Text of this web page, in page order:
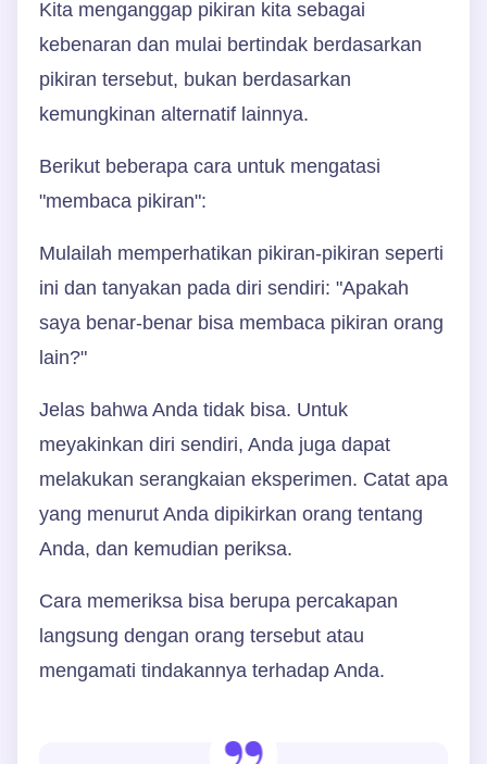
Kita menganggap pikiran kita sebagai
kebenaran dan mulai bertindak berdasarkan
pikiran tersebut, bukan berdasarkan
kemungkinan alternatif lainnya.
Berikut beberapa cara untuk mengatasi
"membaca pikiran":
Mulailah memperhatikan pikiran-pikiran seperti
ini dan tanyakan pada diri sendiri: "Apakah
saya benar-benar bisa membaca pikiran orang
lain?"
Jelas bahwa Anda tidak bisa. Untuk
meyakinkan diri sendiri, Anda juga dapat
melakukan serangkaian eksperimen. Catat apa
yang menurut Anda dipikirkan orang tentang
Anda, dan kemudian periksa.
Cara memeriksa bisa berupa percakapan
langsung dengan orang tersebut atau
mengamati tindakannya terhadap Anda.